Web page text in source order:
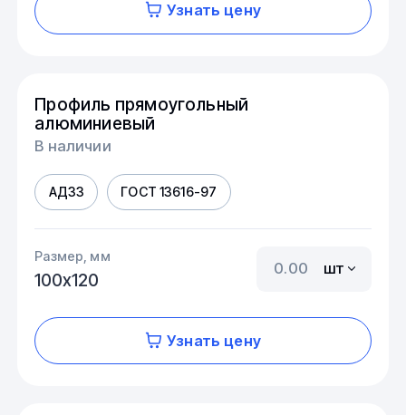
Узнать цену
Профиль прямоугольный
алюминиевый
В наличии
АД33 ГОСТ 13616-97
Размер, мм
100х120
шт
Узнать цену